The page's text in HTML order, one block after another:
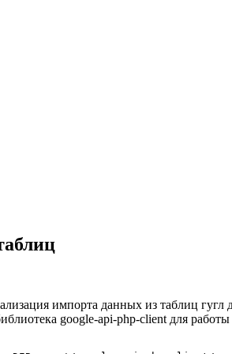
импорта данных из таблиц
google-api-php-client для работы